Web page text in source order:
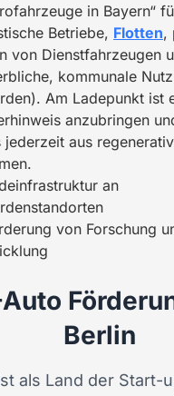
in Bayern“
Betriebe, Flotten,
von Dienstfahrzeugen
kommunale
Am Ladepunkt ist
anzubringen
jederzeit aus
an
von Forschung
Berlin
als Land der Start-